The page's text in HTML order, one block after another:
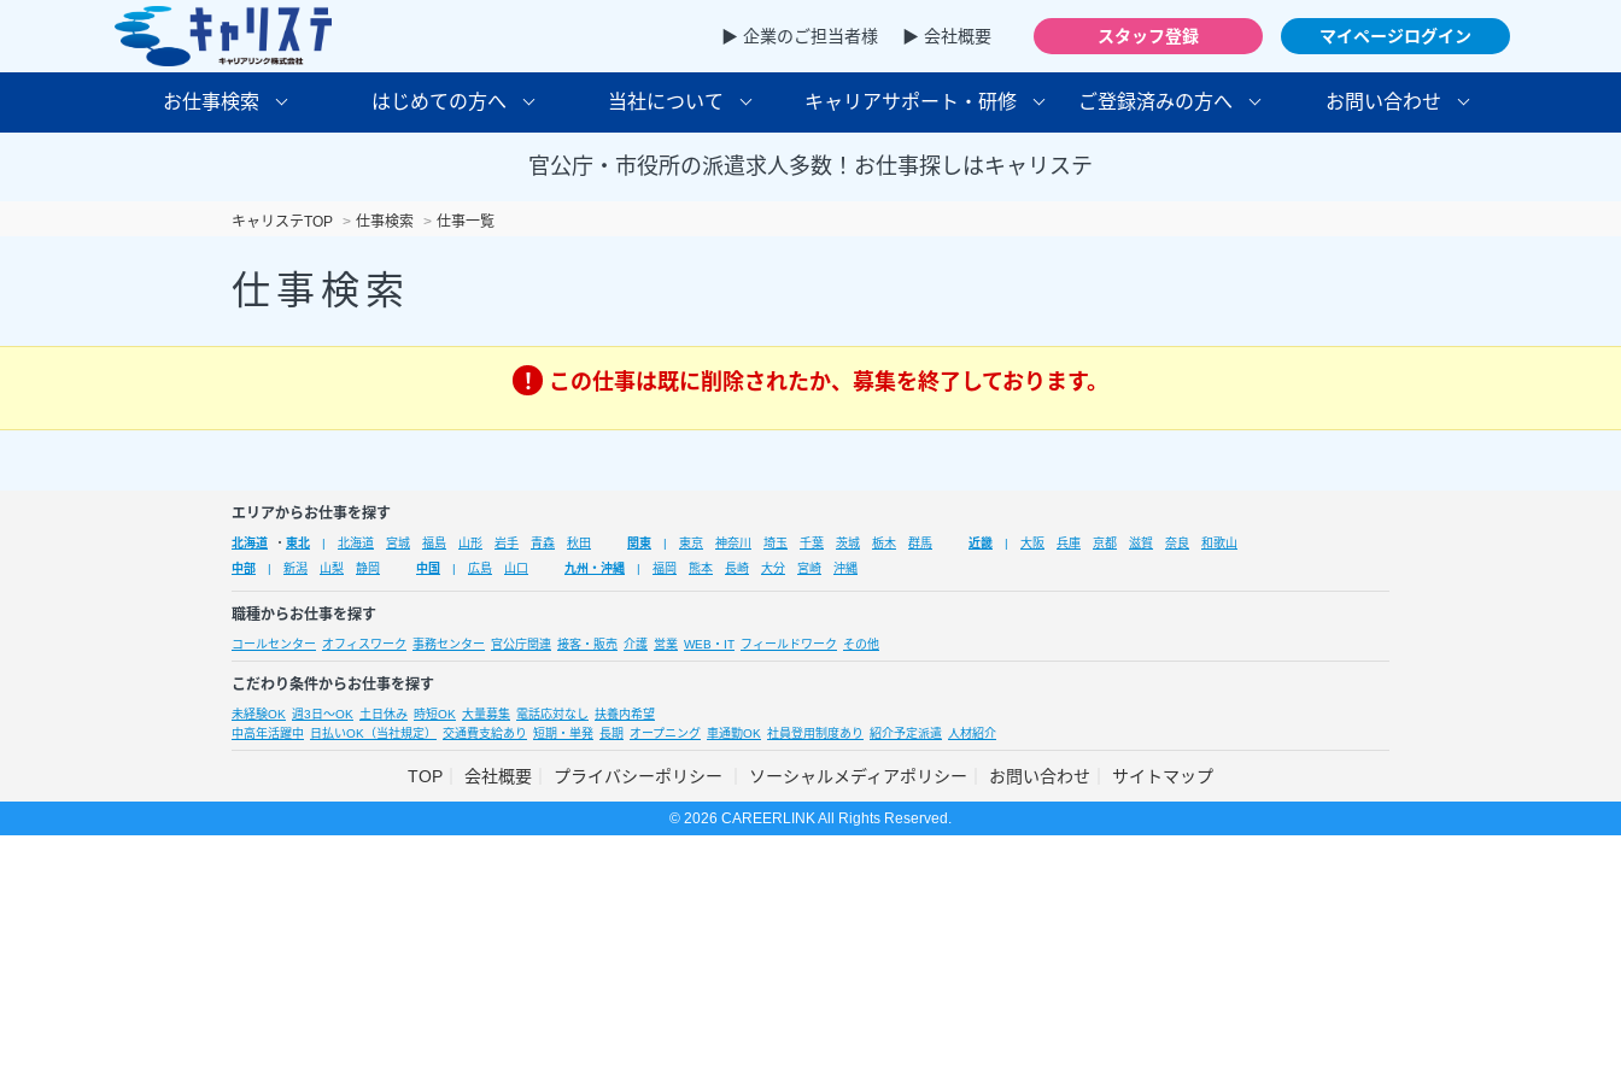
▶ 企業のご担当者様 ▶ 会社概要 スタッフ登録 マイページログイン
お仕事検索 はじめての方へ 当社について キャリアサポート・研修 ご登録済みの方へ お問い合わせ
官公庁・市役所の派遣求人多数！お仕事探しはキャリステ
キャリステTOP 仕事検索 仕事一覧
仕事検索
この仕事は既に削除されたか、募集を終了しております。
エリアからお仕事を探す
北海道 ・ 東北 北海道 宮城 福島 山形 岩手 青森 秋田 関東 東京 神奈川 埼玉 千葉 茨城 栃木 群馬 近畿 大阪 兵庫 京都 滋賀 奈良
和歌山
中部
新潟 山梨 静岡 中国 広島 山口 九州・沖縄 福岡 熊本 長崎 大分 宮崎 沖縄
職種からお仕事を探す
コールセンター オフィスワーク 事務センター 官公庁関連 接客・販売 介護 営業 WEB・IT フィールドワーク その他
こだわり条件からお仕事を探す
未経験OK 週3日～OK 土日休み 時短OK 大量募集 電話応対なし 扶養内希望
中高年活躍中
日払いOK（当社規定） 交通費支給あり 短期・単発 長期 オープニング 車通勤OK 社員登用制度あり 紹介予定派遣 人材紹介
TOP 会社概要 プライバシーポリシー ソーシャルメディアポリシー お問い合わせ サイトマップ
© 2026 CAREERLINK All Rights Reserved.